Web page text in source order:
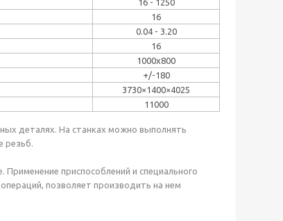
16 - 1250
16
0.04 - 3.20
16
1000х800
+/-180
3730×1400×4025
11000
деталях. На станках можно выполнять
резьб.
приспособлений и специального
позволяет производить на нем